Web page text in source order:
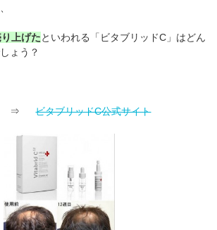
上げたといわれる「ビタブリッドC」はどん
ょう？
⇒ビタブリッドC公式サイト